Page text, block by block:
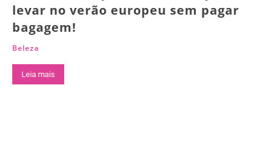
levar no verão europeu sem pagar
bagagem!
Beleza
Leia mais